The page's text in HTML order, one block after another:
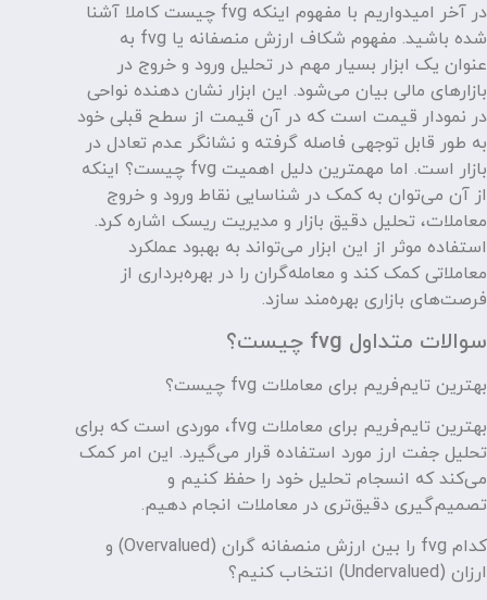
در آخر امیدواریم با مفهوم اینکه fvg چیست کاملا آشنا
شده باشید. مفهوم شکاف ارزش منصفانه یا fvg به
عنوان یک ابزار بسیار مهم در تحلیل ورود و خروج در
بازارهای مالی بیان می‌شود. این ابزار نشان دهنده نواحی
در نمودار قیمت است که در آن قیمت از سطح قبلی خود
به طور قابل توجهی فاصله گرفته و نشانگر عدم تعادل در
بازار است. اما مهمترین دلیل اهمیت fvg چیست؟ اینکه
از آن می‌توان به کمک در شناسایی نقاط ورود و خروج
معاملات، تحلیل دقیق بازار و مدیریت ریسک اشاره کرد.
استفاده موثر از این ابزار می‌تواند به بهبود عملکرد
معاملاتی کمک کند و معامله‌گران را در بهره‌برداری از
فرصت‌های بازاری بهره‌مند سازد.
سوالات متداول fvg چیست؟
بهترین تایم‌فریم برای معاملات fvg چیست؟
بهترین تایم‌فریم برای معاملات fvg، موردی است که برای
تحلیل جفت ارز مورد استفاده قرار می‌گیرد. این امر کمک
می‌کند که انسجام تحلیل خود را حفظ کنیم و
تصمیم‌گیری دقیق‌تری در معاملات انجام دهیم.
کدام fvg را بین ارزش منصفانه گران (Overvalued) و
ارزان (Undervalued) انتخاب کنیم؟